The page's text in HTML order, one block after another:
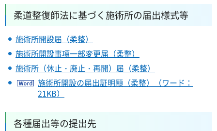
柔道整復師法に基づく施術所の届出様式等
施術所開設届（柔整）
施術所開設事項一部変更届（柔整）
施術所（休止・廃止・再開）届（柔整）
施術所開設の届出証明願（柔整）（ワード：
21KB）
各種届出等の提出先